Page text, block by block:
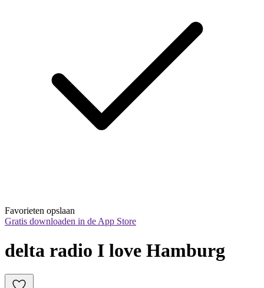
Favorieten opslaan
Gratis downloaden in de App Store
delta radio I love Hamburg